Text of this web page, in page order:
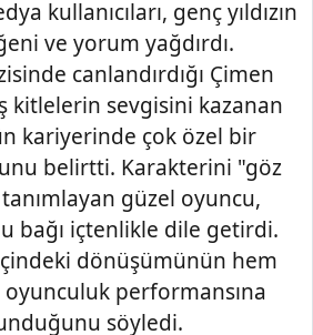
kullanıcıları, genç yıldızın
ve yorum yağdırdı.
canlandırdığı Çimen
kitlelerin sevgisini kazanan
kariyerinde çok özel bir
belirtti. Karakterini "göz
güzel oyuncu,
bağı içtenlikle dile getirdi.
dönüşümünün hem
performansına
söyledi.